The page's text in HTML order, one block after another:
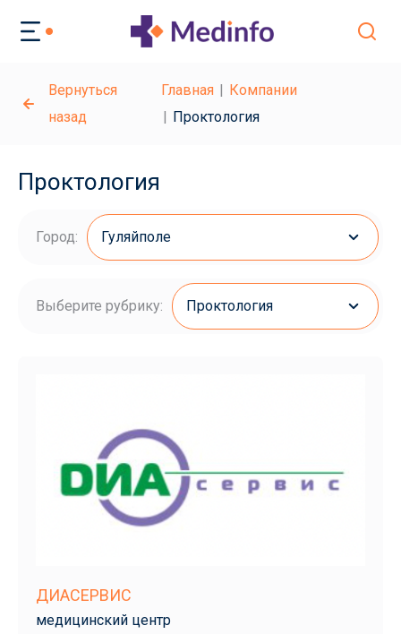
Вернуться
назад
Главная
Компании
Проктология
Проктология
Город: Гуляйполе
Выберите рубрику: Проктология
ДИАСЕРВИС
медицинский центр